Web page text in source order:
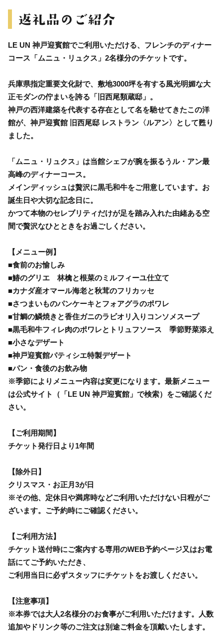
LE UN 神戸迎賓館でご利用いただける、フレンチのディナー
コース「ムニュ・リュクス」2名様分のチケットです。
兵庫県指定重要文化財で、敷地3000坪を有する風光明媚な大
正モダンの佇まいを誇る「旧西尾類蔵邸」。
神戸の西洋建築を代表する存在として名を馳せてきたこの洋
館が、神戸迎賓館 旧西尾邸 レストラン〈ルアン〉として甦り
ました。
「ムニュ・リュクス」は当館シェフが腕を振るうル・アン最
高峰のディナーコース。
メインディッシュは贅沢に黒毛和牛をご用意しています。お
誕生日や大切な記念日に。
かつて本物のセレブリティだけが足を踏み入れた由緒ある空
間で贅沢なひとときをお過ごしください。
【メニュー例】
■食前のお愉しみ
■鰆のグリエ 林檎と根菜のミルフィーユ仕立て
■カナダ産オマール海老と秋茸のフリカッセ
■さつまいものパンケーキとフォアグラのポワレ
■甘鯛の鱗焼きと香住ガニのラビオリ入りコンソメスープ
■黒毛和牛フィレ肉のポワレとトリュフソース 季節野菜添え
■小さなデザート
■神戸迎賓館パティシエ特製デザート
■パン・食後のお飲み物
※季節によりメニュー内容は変更になります。最新メニュー
は公式サイト（「LE UN 神戸迎賓館」で検索）をご確認くだ
さい。
【ご利用期間】
チケット発行日より1年間
【除外日】
クリスマス・お正月3が日
※その他、定休日や満席時などご利用いただけない日程がご
ざいます。ご予約時にご確認ください。
【ご利用方法】
チケット送付時にご案内する専用のWEB予約ページ又はお電
話にてご予約いただき、
ご利用当日に必ずスタッフにチケットをお渡しください。
【注意事項】
※本券では大人2名様分のお食事がご利用いただけます。人数
追加やドリンク等のご注文は別途ご料金を頂戴いたします。